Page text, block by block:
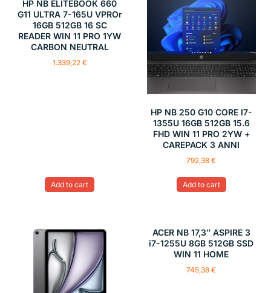
HP NB ELITEBOOK 660
G11 ULTRA 7-165U VPROr
16GB 512GB 16 SC
READER WIN 11 PRO 1YW
CARBON NEUTRAL
1.339,22 €
Add to cart
HP NB 250 G10 CORE I7-
1355U 16GB 512GB 15.6
FHD WIN 11 PRO 2YW +
CAREPACK 3 ANNI
792,38€
Add to cart
ACER NB 17,3″ ASPIRE 3
i7-1255U 8GB 512GB SSD
WIN 11 HOME
745,38€